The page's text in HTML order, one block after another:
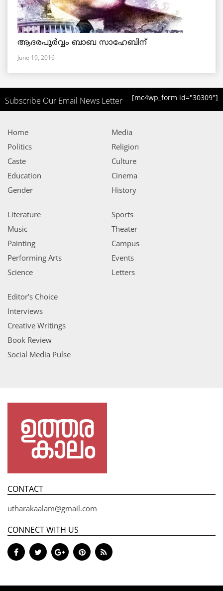
ആദരപൂര്‍വ്വം ബാബ സാഹേബിന്
June 19, 2016
Subscribe Our Email News Letter [mc4wp_form id="30309"]
Home
Politics
Caste
Education
Gender
Media
Religion
Culture
Cinema
History
Literature
Music
Painting
Performing Arts
Science
Sports
Theater
Campus
Events
Letters
Editor’s Choice
Interviews
Creative Writings
Book Review
Social Media Pulse
CONTACT
utharakaalam@gmail.com
CONNECT WITH US